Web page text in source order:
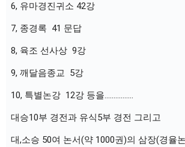
6, 유마경진귀소 42강
7, 종경록  41 문답
8, 육조 선사상  9강
9, 깨달음종교  5강
10, 특별논강  12강 등을................
대승10부 경전과 유식5부 경전 그리고
대,소승 50여 논서(약 1000권)의 삼장(경율